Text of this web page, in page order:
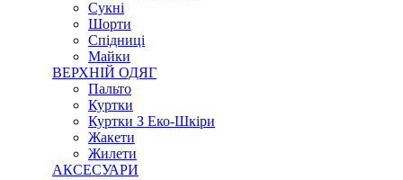
Сукні
Шорти
Спідниці
Майки
ВЕРХНІЙ ОДЯГ
Пальто
Куртки
Куртки З Еко-Шкіри
Жакети
Жилети
АКСЕСУАРИ